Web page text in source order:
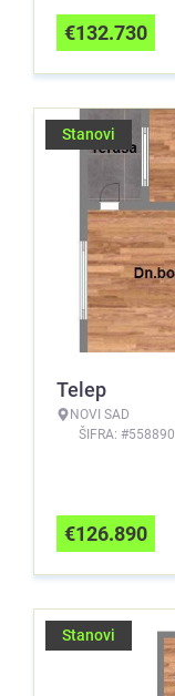
€132.730
Stanovi
Telep
NOVI SAD
ŠIFRA: #558890
€126.890
Stanovi